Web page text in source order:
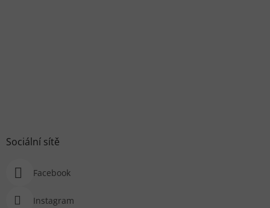
Sociální sítě
Facebook
Instagram